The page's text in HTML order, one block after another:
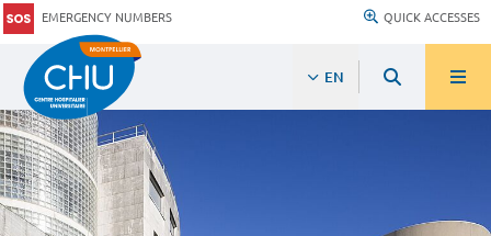
EMERGENCY NUMBERS QUICK ACCESSES
EN